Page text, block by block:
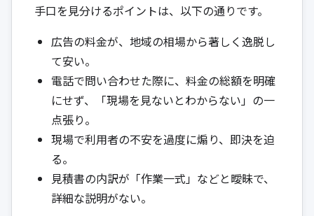
手口を見分けるポイントは、以下の通りです。
広告の料金が、地域の相場から著しく逸脱し
て安い。
電話で問い合わせた際に、料金の総額を明確
にせず、「現場を見ないとわからない」の一
点張り。
現場で利用者の不安を過度に煽り、即決を迫
る。
見積書の内訳が「作業一式」などと曖昧で、
詳細な説明がない。